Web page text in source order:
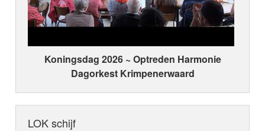
Koningsdag 2026 ~ Optreden Harmonie
Dagorkest Krimpenerwaard
LOK schijf